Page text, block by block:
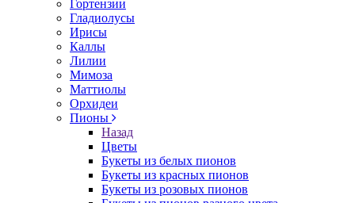
Гортензии
Гладиолусы
Ирисы
Каллы
Лилии
Мимоза
Маттиолы
Орхидеи
Пионы
Назад
Цветы
Букеты из белых пионов
Букеты из красных пионов
Букеты из розовых пионов